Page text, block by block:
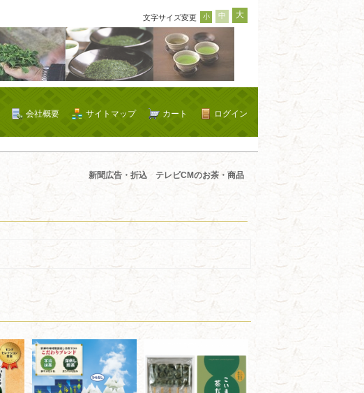
文字サイズ変更 小 中 大
ログイン
カート
サイトマップ
会社概要
新聞広告・折込 テレビCMのお茶・商品